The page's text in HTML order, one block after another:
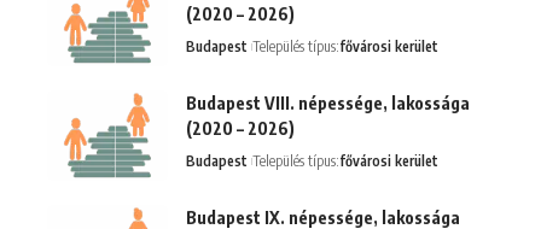
(2020 – 2026)
Budapest Település típus:fővárosi kerület
Budapest VIII. népessége, lakossága
(2020 – 2026)
Budapest Település típus:fővárosi kerület
Budapest IX. népessége, lakossága